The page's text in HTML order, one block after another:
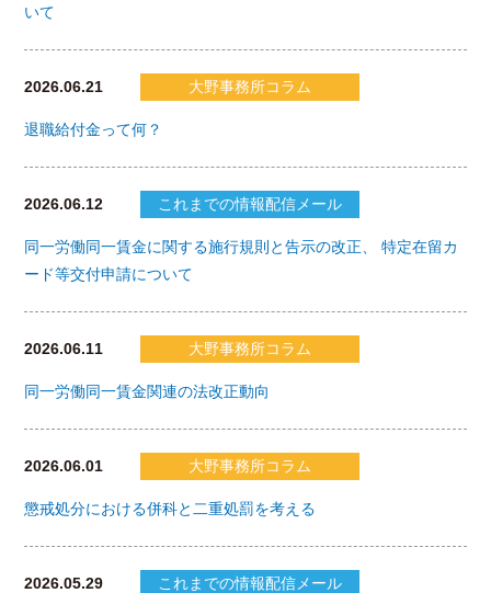
いて
2026.06.21 大野事務所コラム
退職給付金って何？
2026.06.12 これまでの情報配信メール
同一労働同一賃金に関する施行規則と告示の改正、 特定在留カ
ード等交付申請について
2026.06.11 大野事務所コラム
同一労働同一賃金関連の法改正動向
2026.06.01 大野事務所コラム
懲戒処分における併科と二重処罰を考える
2026.05.29 これまでの情報配信メール